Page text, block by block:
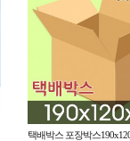
택배박스 포장박스